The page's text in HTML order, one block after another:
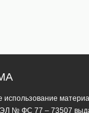
№ ФС 77 – 73507